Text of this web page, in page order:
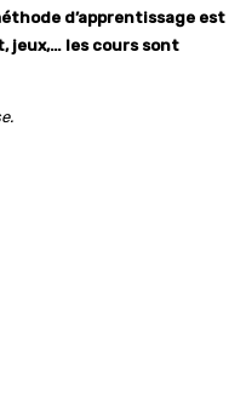
d’apprentissage est
jeux,… les cours sont